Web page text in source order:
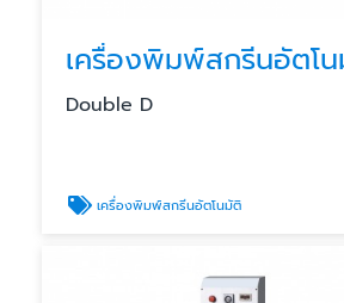
เครื่องพิมพ์สกรีนอัตโ
Double D
เครื่องพิมพ์สกรีนอัตโนมัติ